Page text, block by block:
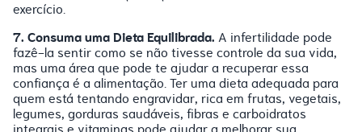
exercício.
7. Consuma uma Dieta Equilibrada.A infertilidade pode
fazê-la sentir como se não tivesse controle da sua vida,
mas uma área que pode te ajudar a recuperar essa
confiança é a alimentação. Ter uma dieta adequada para
quem está tentando engravidar, rica em frutas, vegetais,
legumes, gorduras saudáveis, fibras e carboidratos